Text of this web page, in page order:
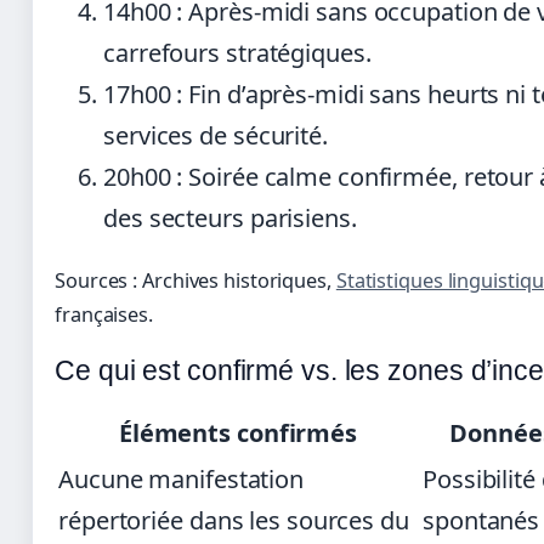
14h00: Après-midi sans occupation de
carrefours stratégiques.
17h00: Fin d’après-midi sans heurts ni
services de sécurité.
20h00: Soirée calme confirmée, retour
des secteurs parisiens.
Sources : Archives historiques, Statistiques
françaises.
Ce qui est confirmé vs. les zones
Éléments confirmés
Aucune manifestation
répertoriée dans les sources du